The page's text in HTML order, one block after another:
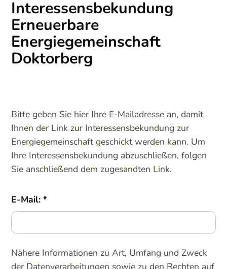
Interessensbekundung
Erneuerbare
Energiegemeinschaft
Doktorberg
Bitte geben Sie hier Ihre E-Mailadresse an, damit
Ihnen der Link zur Interessensbekundung zur
Energiegemeinschaft geschickt werden kann. Um
Ihre Interessensbekundung abzuschließen, folgen
Sie anschließend dem zugesandten Link.
E-Mail:
Nähere Informationen zu Art, Umfang und Zweck
der Datenverarbeitungen sowie zu den Rechten auf